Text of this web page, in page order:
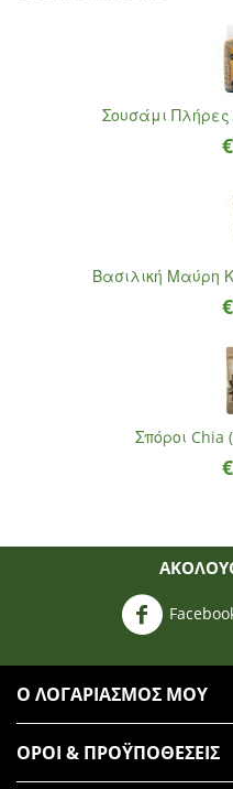
Σουσάμι Πλήρες
€
Βασιλική Μαύρη
€
Σπόροι Chia
€
Ο ΛΟΓΑΡΙΑΣΜΌΣ ΜΟΥ
ΌΡΟΙ & ΠΡΟΫΠΟΘΈΣΕΙΣ